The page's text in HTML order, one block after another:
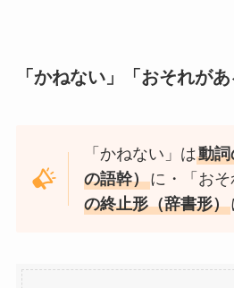
「かねない」「おそれが
「かねない」は動詞
の語幹）に・「お
の終止形（辞書形）